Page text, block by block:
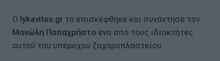
Ο lykavitos.gr το επισκέφθηκε και συνάντησε τον
Μανώλη Παπαχρήστο ένα από τους ιδιοκτήτες
αυτού του υπέροχου ζαχαροπλαστείου.